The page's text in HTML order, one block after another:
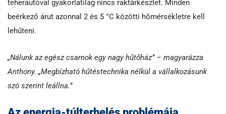
teherautóval gyakorlatilag nincs raktárkészlet. Minden
beérkező árut azonnal 2 és 5 °C közötti hőmérsékletre kell
lehűteni.
„Nálunk az egész csarnok egy nagy hűtőház” – magyarázza
Anthony. „Megbízható hűtéstechnika nélkül a vállalkozásunk
szó szerint leállna.”